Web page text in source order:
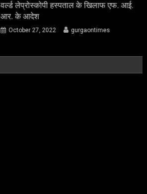
वर्ल्ड लेप्रोस्कोपी हस्पताल के खिलाफ एफ. आई.
आर. के आदेश
October 27, 2022 gurgaontimes